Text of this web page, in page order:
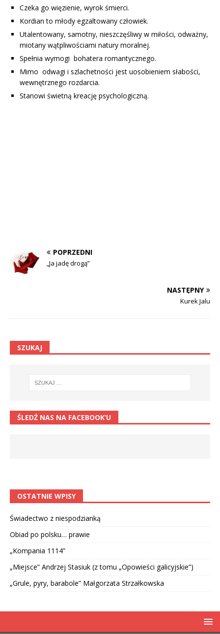
Czeka go więzienie, wyrok śmierci.
Kordian to młody egzaltowany człowiek.
Utalentowany, samotny, nieszczęśliwy w miłości, odważny,
miotany wątpliwościami natury moralnej.
Spełnia wymogi bohatera romantycznego.
Mimo odwagi i szlachetności jest uosobieniem słabości,
wewnętrznego rozdarcia.
Stanowi świetną kreację psychologiczną.
POPRZEDNI
„Ja jadę drogą”
NASTĘPNY
Kurek Jalu
SZUKAJ
ŚLEDŹ NAS NA FACEBOOK’U
OSTATNIE WPISY
Świadectwo z niespodzianką
Obiad po polsku… prawie
„Kompania 1114”
„Miejsce” Andrzej Stasiuk (z tomu „Opowieści galicyjskie”)
„Grule, pyry, barabole” Małgorzata Strzałkowska